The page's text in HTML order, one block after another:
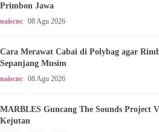
Primbon Jawa
naiscnc 08 Agu 2026
Cara Merawat Cabai di Polybag agar
Sepanjang Musim
naiscnc 08 Agu 2026
MARBLES Guncang The Sounds Project
Kejutan